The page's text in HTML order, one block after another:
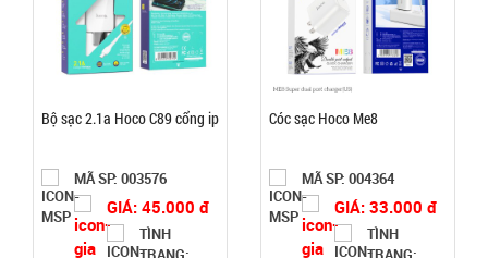
TRẠNG:
CÒN HÀNG
Bảo
hành:
Bộ sạc 2.1a Hoco C89 cổng ip
MÃ SP: 003576
GIÁ: 45.000 đ
TÌNH
Cóc sạc Hoco Me8
MÃ SP: 004364
GIÁ: 33.000 đ
TÌNH